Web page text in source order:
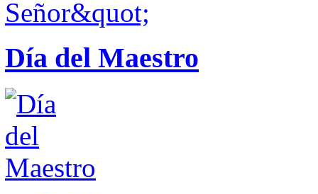
Día del Maestro